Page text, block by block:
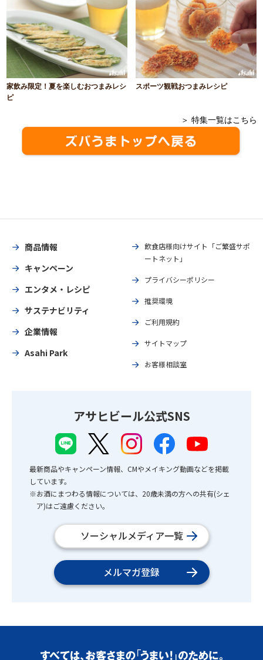
家飲み限定！夏を楽しむおつまみレシ
ピ
スポーツ観戦おつまみレシピ
＞ 特集一覧はこちら
商品情報
キャンペーン
エンタメ・レシピ
サステナビリティ
企業情報
Asahi Park
飲食店様向けサイト「ご繁盛サポ
ートネット」
プライバシーポリシー
推奨環境
ご利用規約
サイトマップ
お客様相談室
アサヒビール公式SNS
最新商品やキャンペーン情報、CMやメイキング動画などを掲載
しています。
※お酒にまつわる情報については、20歳未満の方への共有(シェ
ア)はご遠慮ください。
ソーシャルメディア一覧
メルマガ登録